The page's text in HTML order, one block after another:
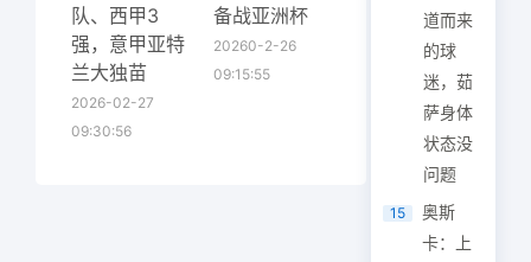
队、西甲3
强，意甲亚特
兰大独苗
2026-02-27
09:30:56
备战亚洲杯
20260-2-26
09:15:55
道而来
的球
迷，茹
萨身体
状态没
问题
15
奥斯
卡：上